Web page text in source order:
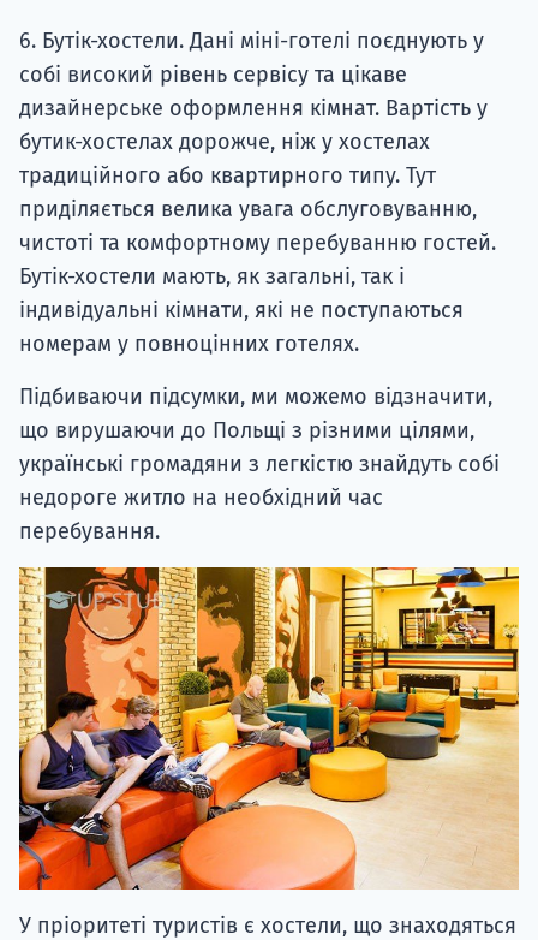
6. Бутік-хостели. Дані міні-готелі поєднують у
собі високий рівень сервісу та цікаве
дизайнерське оформлення кімнат. Вартість у
бутик-хостелах дорожче, ніж у хостелах
традиційного або квартирного типу. Тут
приділяється велика увага обслуговуванню,
чистоті та комфортному перебуванню гостей.
Бутік-хостели мають, як загальні, так і
індивідуальні кімнати, які не поступаються
номерам у повноцінних готелях.
Підбиваючи підсумки, ми можемо відзначити,
що вирушаючи до Польщі з різними цілями,
українські громадяни з легкістю знайдуть собі
недороге житло на необхідний час
перебування.
У пріоритеті туристів є хостели, що знаходяться